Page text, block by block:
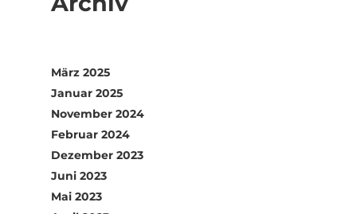
März 2025
Januar 2025
November 2024
Februar 2024
Dezember 2023
Juni 2023
Mai 2023